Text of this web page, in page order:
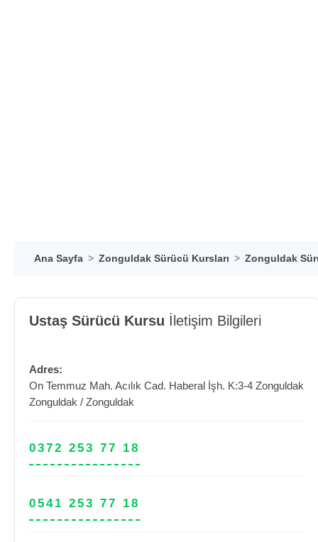
Ana Sayfa Zonguldak Sürücü Kursları Zonguldak
Ustaş Sürücü Kursu İletişim Bilgileri
Adres:
On Temmuz Mah. Acılık Cad. Haberal İşh. K:3-4 Zonguldak
Zonguldak / Zonguldak
0372 253 77 18
0541 253 77 18